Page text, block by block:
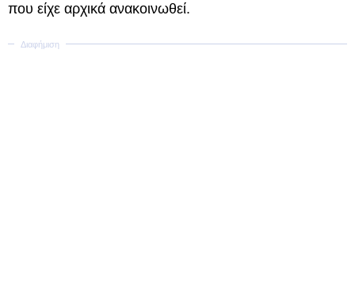
που είχε αρχικά ανακοινωθεί.